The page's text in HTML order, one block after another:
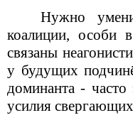
Нужно
коалиции, особи
связаны
у будущих
доминанта - часто
усилия